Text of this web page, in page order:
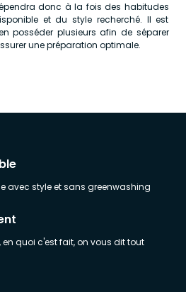
donc à la fois des habitudes
et du style recherché. Il est
posséder plusieurs afin de séparer
une préparation optimale.
avec style et sans greenwashing
quoi c'est fait, on vous dit tout